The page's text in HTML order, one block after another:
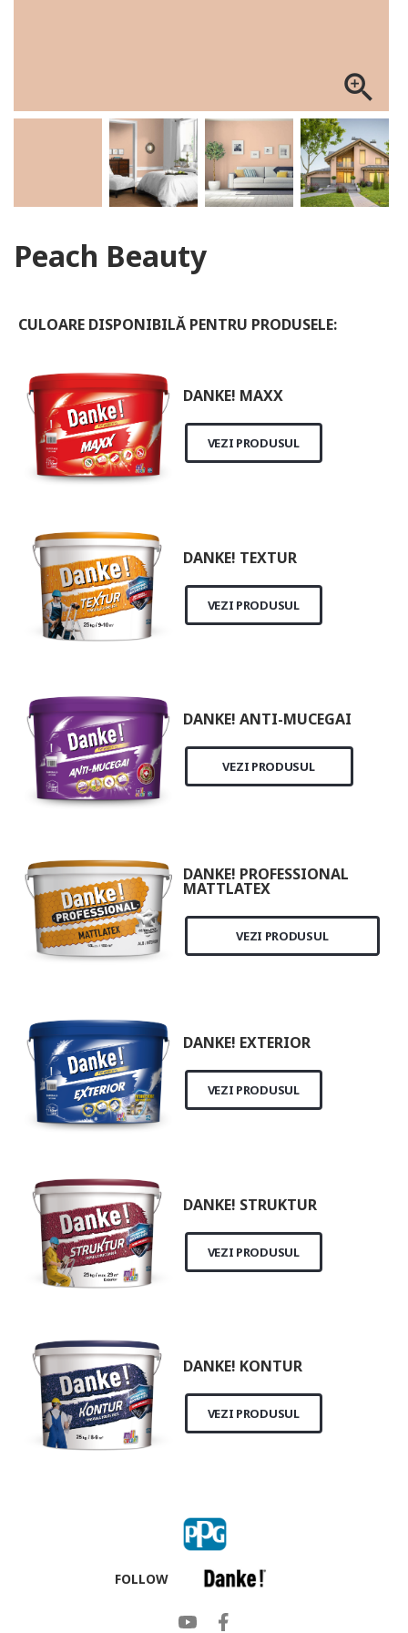
zoom_in
Peach Beauty
CULOARE DISPONIBILĂ PENTRU PRODUSELE:
DANKE! MAXX
VEZI PRODUSUL
DANKE! TEXTUR
VEZI PRODUSUL
DANKE! ANTI-MUCEGAI
VEZI PRODUSUL
DANKE! PROFESSIONAL
MATTLATEX
VEZI PRODUSUL
DANKE! EXTERIOR
VEZI PRODUSUL
DANKE! STRUKTUR
VEZI PRODUSUL
DANKE! KONTUR
VEZI PRODUSUL
FOLLOW